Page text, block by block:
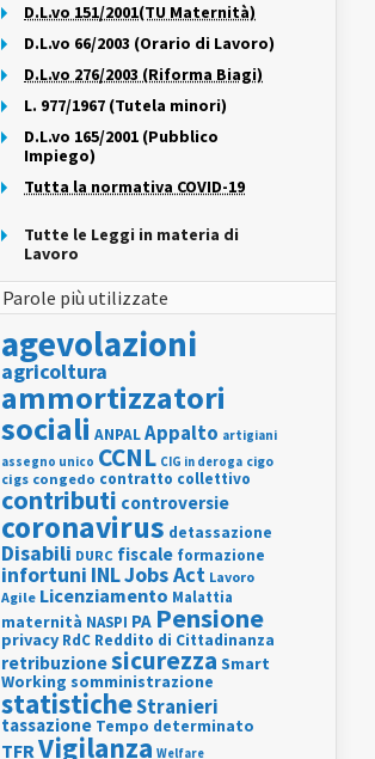
D.L.vo 151/2001(TU Maternità)
D.L.vo 66/2003 (Orario di Lavoro)
D.L.vo 276/2003 (Riforma Biagi)
L. 977/1967 (Tutela minori)
D.L.vo 165/2001 (Pubblico
Impiego)
Tutta la normativa COVID-19
Tutte le Leggi in materia di
Lavoro
Parole più utilizzate
agevolazioni
agricoltura
ammortizzatori
sociali ANPALAppalto artigiani
assegno unico CCNL CIG in deroga cigo
cigs congedo contratto collettivo
contributi controversie
coronavirus detassazione
Disabili DURC fiscale formazione
infortuni INLJobs Act Lavoro
Agile Licenziamento Malattia
maternità NASPI PA Pensione
privacy RdC Reddito di Cittadinanza
retribuzionesicurezza Smart
Working somministrazione
statisticheStranieri
tassazione Tempo determinato
TFRVigilanza Welfare